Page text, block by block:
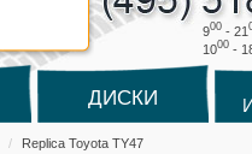
900 - 21
1000 -
ДИСКИ
Replica Toyota TY47